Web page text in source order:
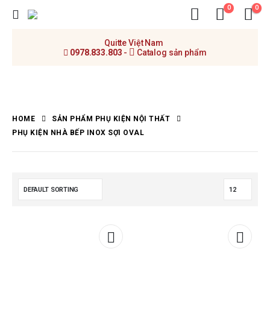
0 0
Quitte Việt Nam
0978.833.803 - Catalog sản phẩm
HOME
SẢN PHẨM PHỤ KIỆN NỘI THẤT
PHỤ KIỆN NHÀ BẾP INOX SỢI OVAL